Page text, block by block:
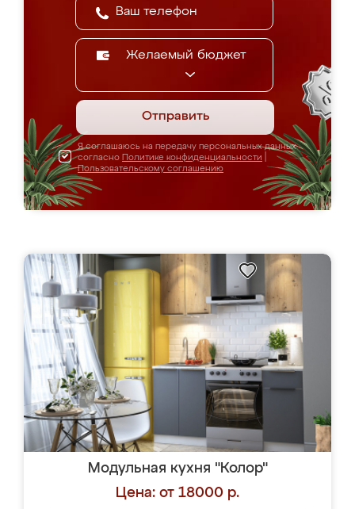
Желаемый бюджет
Отправить
Я соглашаюсь на передачу персональных данных
согласно Политике конфиденциальности
Пользовательскому соглашению
Модульная кухня "Колор"
Цена: от 18000 р.